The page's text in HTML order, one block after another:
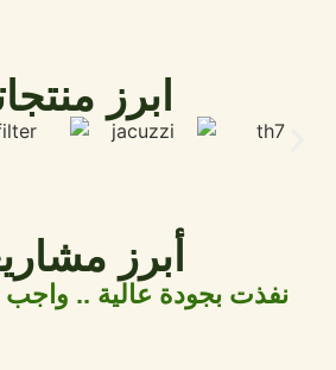
ابرز
أبرز
نفذت بجودة عالية .. واجب